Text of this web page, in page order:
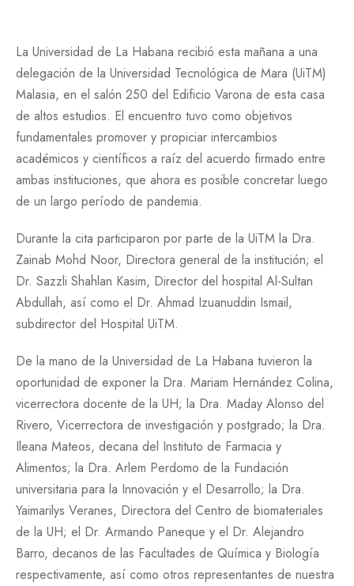
La Universidad de La Habana recibió esta mañana a una
delegación de la Universidad Tecnológica de Mara (UiTM)
Malasia, en el salón 250 del Edificio Varona de esta casa
de altos estudios. El encuentro tuvo como objetivos
fundamentales promover y propiciar intercambios
académicos y científicos a raíz del acuerdo firmado entre
ambas instituciones, que ahora es posible concretar luego
de un largo período de pandemia.
Durante la cita participaron por parte de la UiTM la Dra.
Zainab Mohd Noor, Directora general de la institución; el
Dr. Sazzli Shahlan Kasim, Director del hospital Al-Sultan
Abdullah, así como el Dr. Ahmad Izuanuddin Ismail,
subdirector del Hospital UiTM.
De la mano de la Universidad de La Habana tuvieron la
oportunidad de exponer la Dra. Mariam Hernández Colina,
vicerrectora docente de la UH; la Dra. Maday Alonso del
Rivero, Vicerrectora de investigación y postgrado; la Dra.
Ileana Mateos, decana del Instituto de Farmacia y
Alimentos; la Dra. Arlem Perdomo de la Fundación
universitaria para la Innovación y el Desarrollo; la Dra.
Yaimarilys Veranes, Directora del Centro de biomateriales
de la UH; el Dr. Armando Paneque y el Dr. Alejandro
Barro, decanos de las Facultades de Química y Biología
respectivamente, así como otros representantes de nuestra